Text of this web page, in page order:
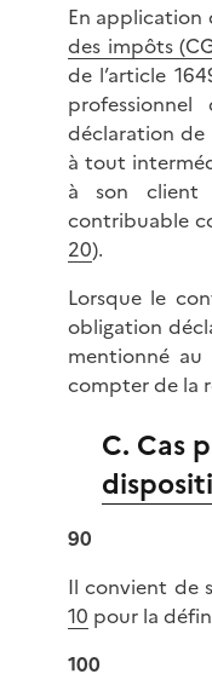
En application
des impôts
de l’article
déclaration
à tout
à son client
contribuable
20).
Lorsque le
obligation
mentionné
compter de la
C. Cas
90
Il convient de
10 pour la
100